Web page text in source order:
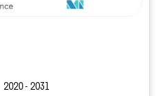
2020 - 2031